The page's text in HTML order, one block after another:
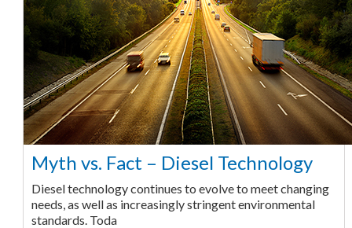
Myth vs. Fact – Diesel Technology
Diesel technology continues to evolve to meet changing
needs, as well as increasingly stringent environmental
standards. Toda